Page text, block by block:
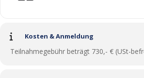
Kosten & Anmeldung
Teilnahmegebühr beträgt 730,- € (USt-